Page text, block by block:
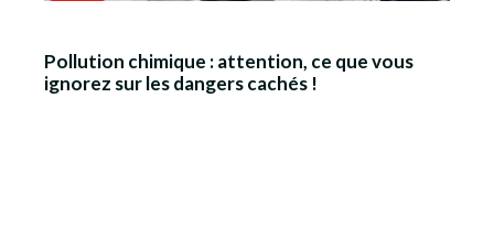
Pollution chimique : attention, ce que vous
ignorez sur les dangers cachés !